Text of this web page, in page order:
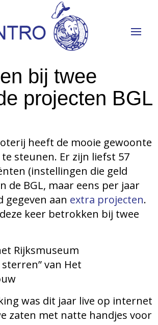
bij twee
projecten BGL
heeft de mooie gewoonte
steunen. Er zijn liefst 57
(instellingen die geld
de BGL, maar eens per jaar
gegeven aan extra projecten.
keer betrokken bij twee
Rijksmuseum
sterren” van Het
was dit jaar live op internet
zaten met natte handjes voor